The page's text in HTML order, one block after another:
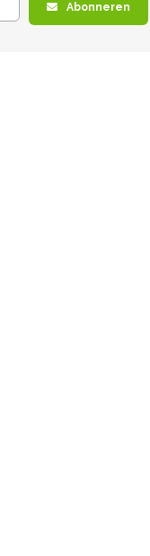
Abonneren